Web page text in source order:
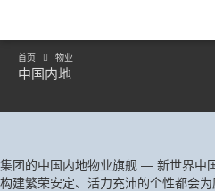
首页 物业
中国内地
集团的中国内地物业旗舰 — 新世界中
构建繁荣安定、活力充沛的个性都会